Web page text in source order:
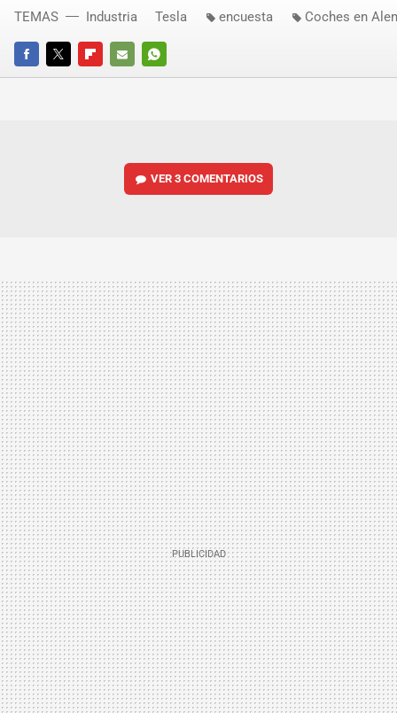
FACEBOOKTWITTERFLIPBOARD
E-
WHATSAPP
TEMAS Industria Tesla encuesta Coches en
VER3 COMENTARIOS